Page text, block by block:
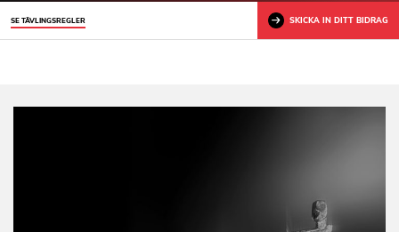
SE TÄVLINGSREGLER SKICKA IN DITT BIDRAG